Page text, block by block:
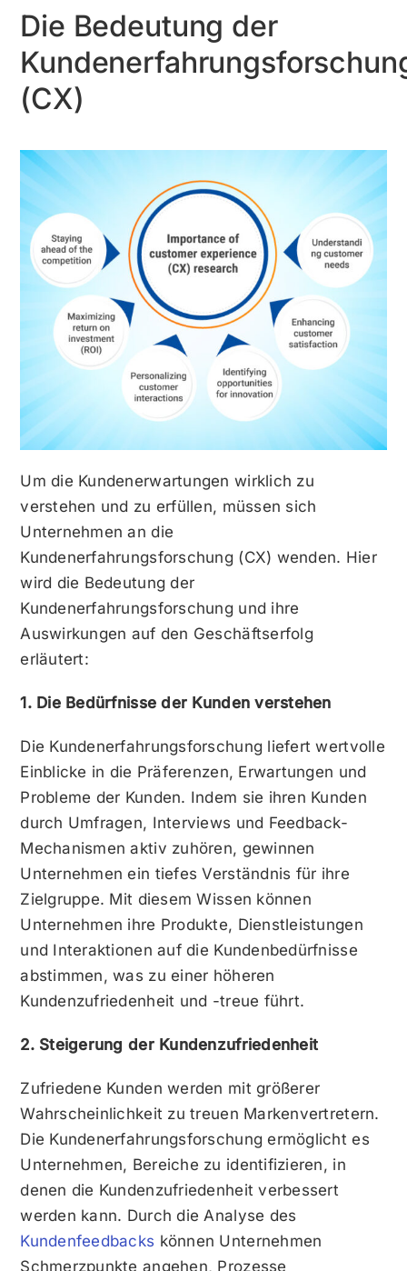
Die Bedeutung der
(CX)
Um die Kundenerwartungen wirklich zu
verstehen und zu erfüllen, müssen sich
Unternehmen an die
Kundenerfahrungsforschung (CX) wenden. Hier
wird die Bedeutung der
Kundenerfahrungsforschung und ihre
Auswirkungen auf den Geschäftserfolg
erläutert:
1. Die Bedürfnisse der Kunden verstehen
Die Kundenerfahrungsforschung liefert wertvolle
Einblicke in die Präferenzen, Erwartungen und
Probleme der Kunden. Indem sie ihren Kunden
durch Umfragen, Interviews und Feedback-
Mechanismen aktiv zuhören, gewinnen
Unternehmen ein tiefes Verständnis für ihre
Zielgruppe. Mit diesem Wissen können
Unternehmen ihre Produkte, Dienstleistungen
und Interaktionen auf die Kundenbedürfnisse
abstimmen, was zu einer höheren
Kundenzufriedenheit und -treue führt.
2. Steigerung der Kundenzufriedenheit
Zufriedene Kunden werden mit größerer
Wahrscheinlichkeit zu treuen Markenvertretern.
Die Kundenerfahrungsforschung ermöglicht es
Unternehmen, Bereiche zu identifizieren, in
denen die Kundenzufriedenheit verbessert
werden kann. Durch die Analyse des
Kundenfeedbacks können Unternehmen
Schmerzpunkte angehen, Prozesse